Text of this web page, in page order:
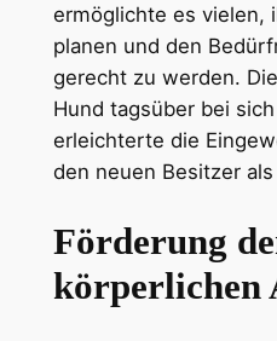
ermöglichte es vielen,
planen und den
gerecht zu werden.
Hund tagsüber bei
erleichterte die
den neuen Besitzer
Förderung
körperlichen